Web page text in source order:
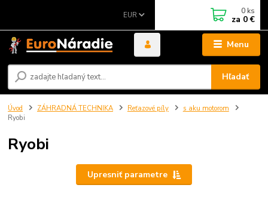
Menu
EUR
Hľadať
0 ks
za 0 €
Úvod ZÁHRADNÁ TECHNIKA Reťazové píly
s aku motorom
Ryobi
Ryobi
Upresniť parametre